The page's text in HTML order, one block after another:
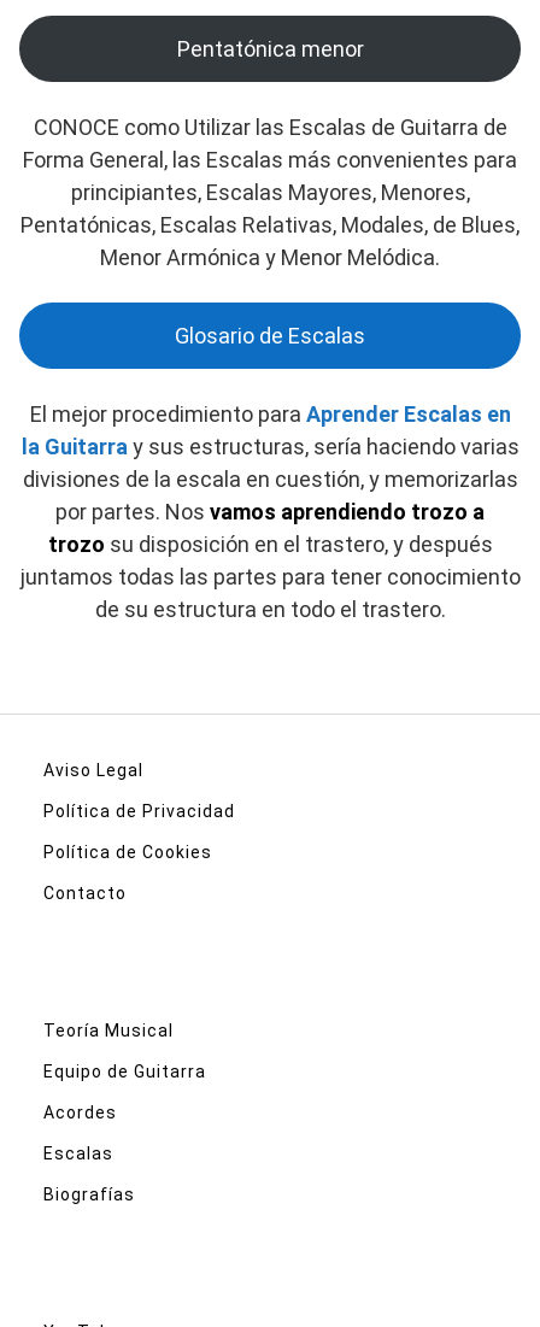
Pentatónica menor
CONOCE como Utilizar las Escalas de Guitarra de
Forma General, las Escalas más convenientes para
principiantes, Escalas Mayores, Menores,
Pentatónicas, Escalas Relativas, Modales, de Blues,
Menor Armónica y Menor Melódica.
Glosario de Escalas
El mejor procedimiento para Aprender Escalas en
la Guitarra y sus estructuras, sería haciendo varias
divisiones de la escala en cuestión, y memorizarlas
por partes. Nos vamos aprendiendo trozo a
trozo su disposición en el trastero, y después
juntamos todas las partes para tener conocimiento
de su estructura en todo el trastero.
Aviso Legal
Política de Privacidad
Política de Cookies
Contacto
Teoría Musical
Equipo de Guitarra
Acordes
Escalas
Biografías